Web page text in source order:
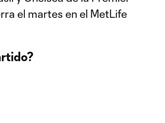
el martes en el MetLife